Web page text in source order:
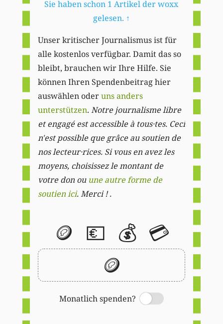
Sie haben schon 1 Artikel der woxx
gelesen. ↑
Unser kritischer Journalismus ist für
alle kostenlos verfügbar. Damit das so
bleibt, brauchen wir Ihre Hilfe. Sie
können Ihren Spendenbeitrag hier
auswählen oderuns anders
unterstützen. Notre journalisme libre
et engagé est accessible à tous·tes. Ceci
n'est possible que grâce au soutien de
nos lecteur·rices. Si vous en avez les
moyens, choisissez le montant de
votre don ou une autre forme de
soutien ici. Merci ! .
🪙 💶 💰 💳
🪙
Monatlich spenden?
Switch